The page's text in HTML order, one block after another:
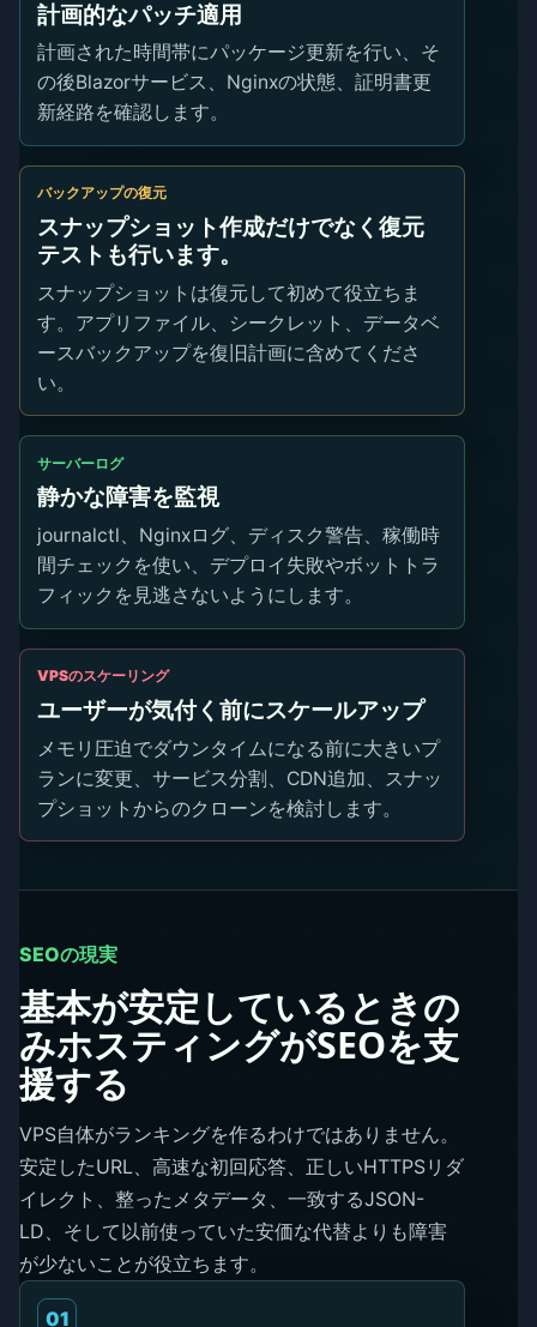
計画的なパッチ適用
計画された時間帯にパッケージ更新を行い、そ
の後Blazorサービス、Nginxの状態、証明書更
新経路を確認します。
バックアップの復元
スナップショット作成だけでなく復元
テストも行います。
スナップショットは復元して初めて役立ちま
す。アプリファイル、シークレット、データベ
ースバックアップを復旧計画に含めてくださ
い。
サーバーログ
静かな障害を監視
journalctl、Nginxログ、ディスク警告、稼働時
間チェックを使い、デプロイ失敗やボットトラ
フィックを見逃さないようにします。
VPSのスケーリング
ユーザーが気付く前にスケールアップ
メモリ圧迫でダウンタイムになる前に大きいプ
ランに変更、サービス分割、CDN追加、スナッ
プショットからのクローンを検討します。
SEOの現実
基本が安定しているときの
みホスティングがSEOを支
援する
VPS自体がランキングを作るわけではありません。
安定したURL、高速な初回応答、正しいHTTPSリダ
イレクト、整ったメタデータ、一致するJSON-
LD、そして以前使っていた安価な代替よりも障害
が少ないことが役立ちます。
01